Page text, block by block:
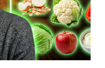
, 약 1시간 30분 만에 혈
했다. 두 번째. 울릉도
먼저 식중독으로 의심
상의 미묘한 차이를